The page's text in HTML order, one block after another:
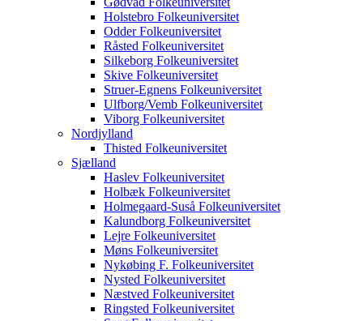
Holstebro Folkeuniversitet
Odder Folkeuniversitet
Råsted Folkeuniversitet
Silkeborg Folkeuniversitet
Skive Folkeuniversitet
Struer-Egnens Folkeuniversitet
Ulfborg/Vemb Folkeuniversitet
Viborg Folkeuniversitet
Nordjylland
Thisted Folkeuniversitet
Sjælland
Haslev Folkeuniversitet
Holbæk Folkeuniversitet
Holmegaard-Suså Folkeuniversitet
Kalundborg Folkeuniversitet
Lejre Folkeuniversitet
Møns Folkeuniversitet
Nykøbing F. Folkeuniversitet
Nysted Folkeuniversitet
Næstved Folkeuniversitet
Ringsted Folkeuniversitet